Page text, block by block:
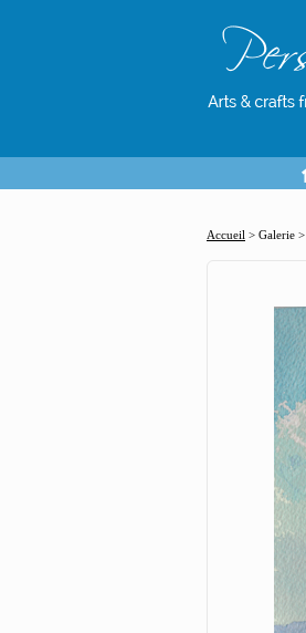
Accueil > Galerie >